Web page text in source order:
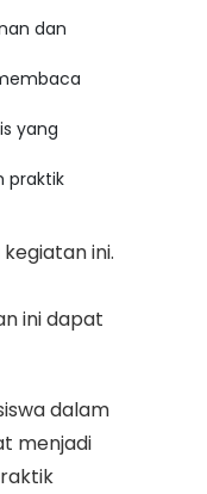
dan
yang
praktik
ini.
ini dapat
dalam
menjadi